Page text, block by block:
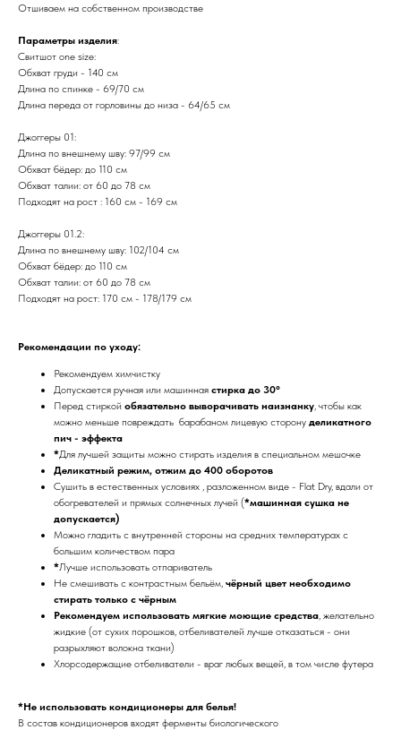
Отшиваем на собственном производстве
Параметры изделия:
Свитшот one size:
Обхват груди - 140 см
Длина по спинке - 69/70 см
Длина переда от горловины до низа - 64/65 см
Джоггеры 01:
Длина по внешнему шву: 97/99 см
Обхват бёдер: до 110 см
Обхват талии: от 60 до 78 см
Подходят на рост : 160 см - 169 см
Джоггеры 01.2:
Длина по внешнему шву: 102/104 см
Обхват бёдер: до 110 см
Обхват талии: от 60 до 78 см
Подходят на рост: 170 см - 178/179 см
Рекомендации по уходу:
Рекомендуем химчистку
Допускается ручная или машинная стирка до 30°
Перед стиркой обязательно выворачивать наизнанку, чтобы как
можно меньше повреждать барабаном лицевую сторону деликатного
пич - эффекта
*Для лучшей защиты можно стирать изделия в специальном мешочке
Деликатный режим, отжим до 400 оборотов
Сушить в естественных условиях , разложенном виде - Flat Dry, вдали от
обогревателей и прямых солнечных лучей (*машинная сушка не
допускается)
Можно гладить с внутренней стороны на средних температурах с
большим количеством пара
*Лучше использовать отпариватель
Не смешивать с контрастным бельём, чёрный цвет необходимо
стирать только с чёрным
Рекомендуем использовать мягкие моющие средства, желательно
жидкие (от сухих порошков, отбеливателей лучше отказаться - они
разрыхляют волокна ткани)
Хлорсодержащие отбеливатели - враг любых вещей, в том числе футера
*Не использовать кондиционеры для белья!
В состав кондиционеров входят ферменты биологического